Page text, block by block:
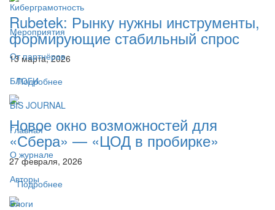
Киберграмотность
Мероприятия
От партнёров
БЛОГИ
BIS JOURNAL
Главная
О журнале
Авторы
Блоги
Rubetek: Рынку нужны инструменты,
формирующие стабильный спрос
13 марта, 2026
Подробнее
Новое окно возможностей для
«Сбера» — «ЦОД в пробирке»
27 февраля, 2026
Подробнее